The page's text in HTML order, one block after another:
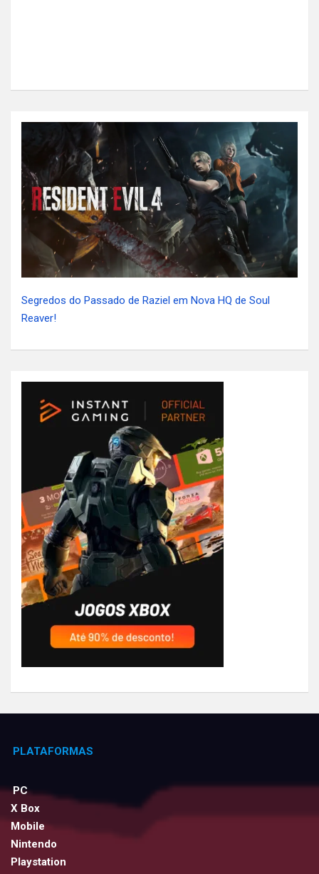
Segredos do Passado de Raziel em Nova HQ de Soul
Reaver!
PLATAFORMAS
PC
X Box
Mobile
Nintendo
Playstation